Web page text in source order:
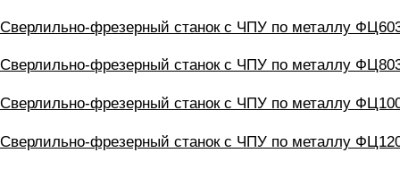
Сверлильно-фрезерный станок с ЧПУ по металлу
Сверлильно-фрезерный станок с ЧПУ по металлу
Сверлильно-фрезерный станок с ЧПУ по металлу
Сверлильно-фрезерный станок с ЧПУ по металлу